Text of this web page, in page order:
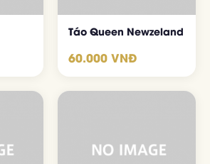
Táo Queen Newzeland
60.000 VNĐ